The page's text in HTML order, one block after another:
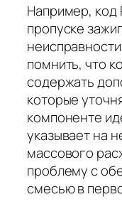
Например, код
пропуске
помнить, что
содержать
которые
компоненте
указывает на
массового
проблему с
смесью в